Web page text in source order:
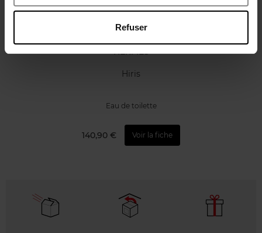
Refuser
HERMES
Hiris
Eau de toilette
140,90 € Voir la fiche